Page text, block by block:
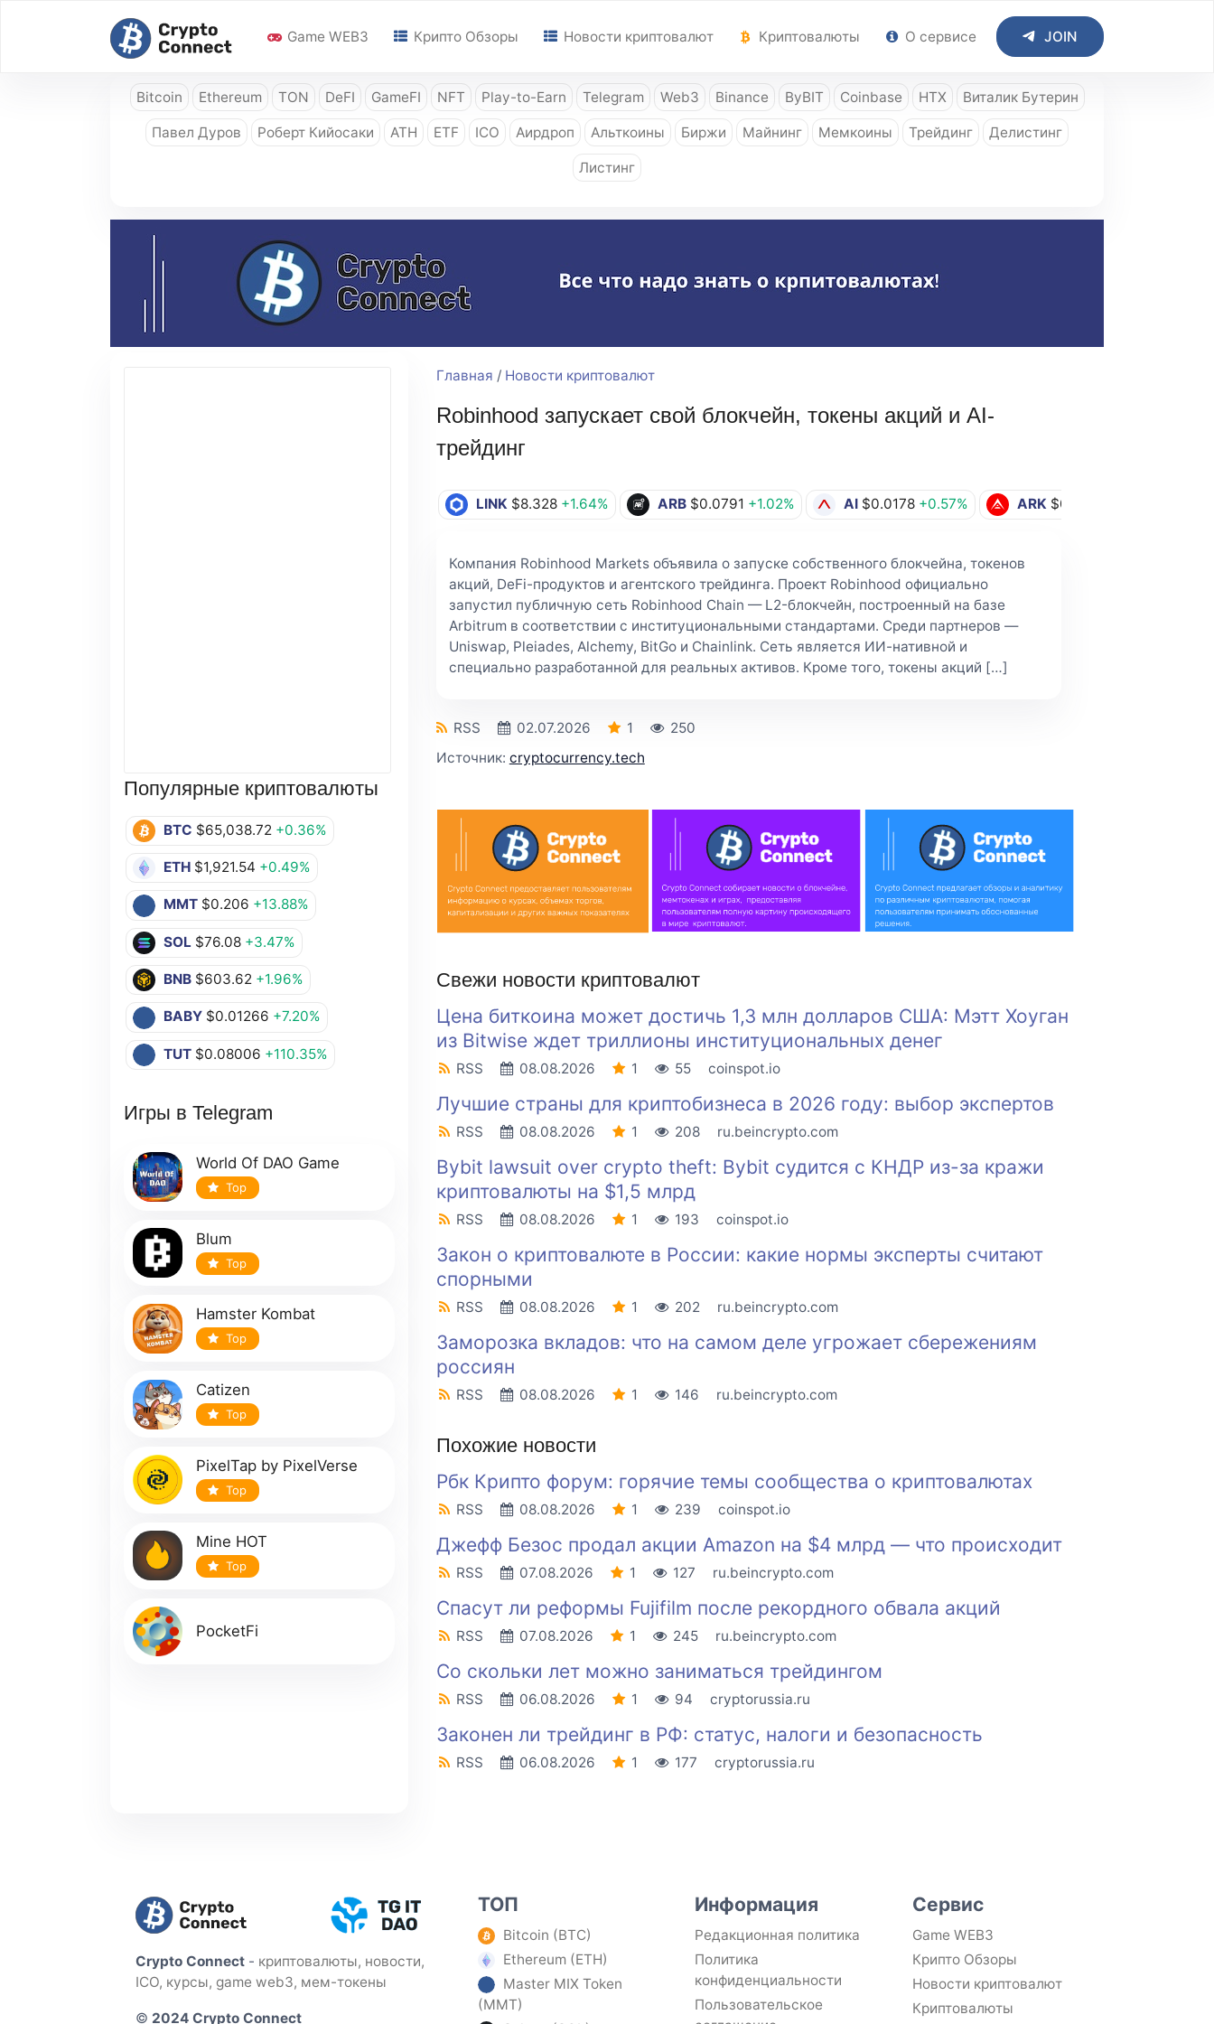
Game WEB3 Крипто Обзоры Новости криптовалют Криптовалюты О сервисе JOIN
Bitcoin Ethereum TON DeFI GameFI NFT Play-to-Earn Telegram Web3 Binance ByBIT Coinbase HTX Виталик Бутерин
Павел Дуров Роберт Кийосаки ATH ETF ICO Аирдроп Альткоины Биржи Майнинг Мемкоины Трейдинг Делистинг
Листинг
Популярные криптовалюты
BTC $65,038.72 +0.36%
ETH $1,921.54 +0.49%
MMT $0.206 +13.88%
SOL $76.08 +3.47%
BNB $603.62 +1.96%
BABY $0.01266 +7.20%
TUT $0.08006 +110.35%
Игры в Telegram
World Of DAO Game
Top
Blum
Top
Hamster Kombat
Top
Catizen
Top
PixelTap by PixelVerse
Top
Mine HOT
Top
PocketFi
Главная / Новости криптовалют
Robinhood запускает свой блокчейн, токены акций и AI-
трейдинг
LINK $8.328 +1.64% ARB $0.0791 +1.02% AI $0.0178 +0.57% ARK $0.0948
Компания Robinhood Markets объявила о запуске собственного блокчейна, токенов
акций, DeFi-продуктов и агентского трейдинга. Проект Robinhood официально
запустил публичную сеть Robinhood Chain — L2-блокчейн, построенный на базе
Arbitrum в соответствии с институциональными стандартами. Среди партнеров —
Uniswap, Pleiades, Alchemy, BitGo и Chainlink. Сеть является ИИ-нативной и
специально разработанной для реальных активов. Кроме того, токены акций […]
RSS 02.07.2026 1
250
Источник: cryptocurrency.tech
Свежи новости криптовалют
Цена биткоина может достичь 1,3 млн долларов США: Мэтт Хоуган
из Bitwise ждет триллионы институциональных денег
RSS 08.08.2026 1 55 coinspot.io
Лучшие страны для криптобизнеса в 2026 году: выбор экспертов
RSS 08.08.2026 1 208 ru.beincrypto.com
Bybit lawsuit over crypto theft: Bybit судится с КНДР из-за кражи
криптовалюты на $1,5 млрд
RSS 08.08.2026 1 193 coinspot.io
Закон о криптовалюте в России: какие нормы эксперты считают
спорными
RSS 08.08.2026 1 202 ru.beincrypto.com
Заморозка вкладов: что на самом деле угрожает сбережениям
россиян
RSS 08.08.2026 1 146 ru.beincrypto.com
Похожие новости
Рбк Крипто форум: горячие темы сообщества о криптовалютах
RSS 08.08.2026 1 239 coinspot.io
Джефф Безос продал акции Amazon на $4 млрд — что происходит
RSS 07.08.2026 1 127 ru.beincrypto.com
Спасут ли реформы Fujifilm после рекордного обвала акций
RSS 07.08.2026 1 245 ru.beincrypto.com
Со скольки лет можно заниматься трейдингом
RSS 06.08.2026 1 94 cryptorussia.ru
Законен ли трейдинг в РФ: статус, налоги и безопасность
RSS 06.08.2026 1 177 cryptorussia.ru
Crypto Connect - криптовалюты, новости,
ICO, курсы, game web3, мем-токены
© 2024 Crypto Connect
ТОП
Bitcoin (BTC)
Ethereum (ETH)
Master MIX Token
(MMT)
Информация
Редакционная политика
Политика
конфиденциальности
Пользовательское
Сервис
Game WEB3
Крипто Обзоры
Новости криптовалют
Криптовалюты